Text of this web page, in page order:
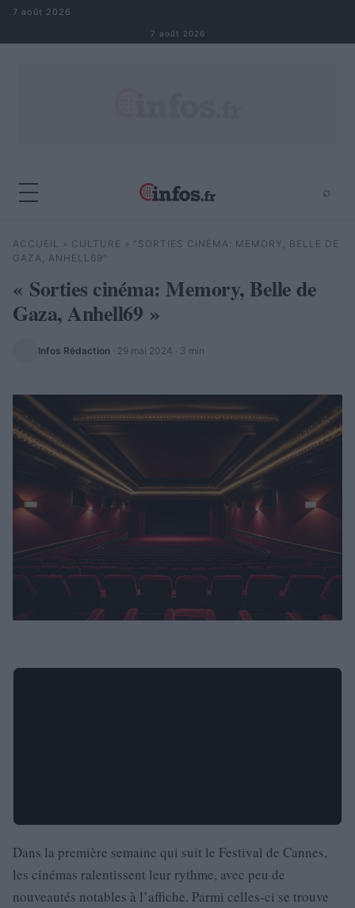
Aller au contenu
7 août 2026
7 août 2026
⌕
Rechercher ⌕ ×
ACCUEIL » CULTURE » “SORTIES CINÉMA: MEMORY, BELLE DE
GAZA, ANHELL69”
« Sorties cinéma: Memory, Belle de
Gaza, Anhell69 »
Infos Rédaction · 29 mai 2024 · 3 min
Dans la première semaine qui suit le Festival de Cannes,
les cinémas ralentissent leur rythme, avec peu de
nouveautés notables à l’affiche. Parmi celles-ci se trouve